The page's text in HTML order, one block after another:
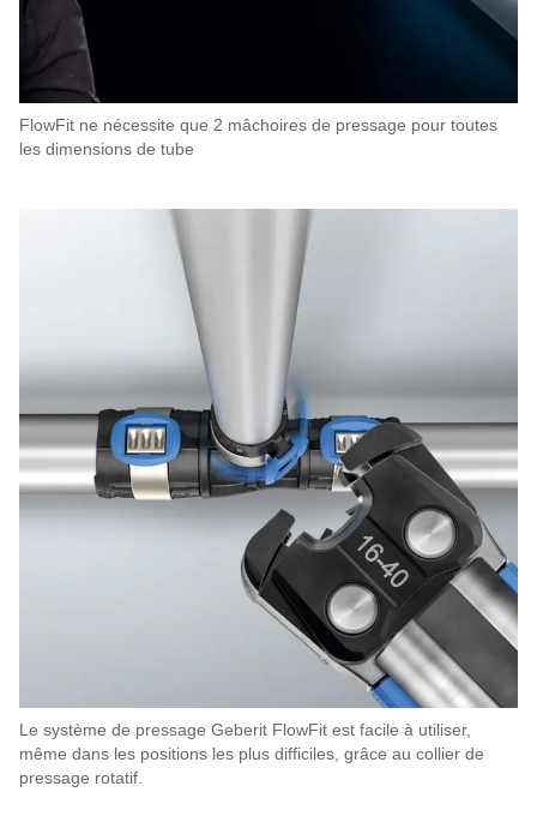
FlowFit ne nécessite que 2 mâchoires de pressage pour toutes
les dimensions de tube
Le système de pressage Geberit FlowFit est facile à utiliser,
même dans les positions les plus difficiles, grâce au collier de
pressage rotatif.